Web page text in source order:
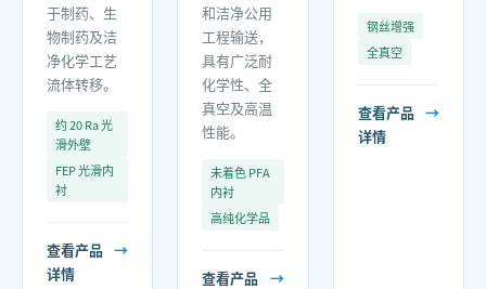
于制药、生
物制药及洁
净化学工艺
流体转移。
约 20 Ra 光
滑外壁
FEP 光滑内
衬
查看产品
详情
→
和洁净公用
工程输送，
具有广泛耐
化学性、全
真空及高温
性能。
未着色 PFA
内衬
高纯化学品
查看产品 →
钢丝增强
全真空
查看产品
详情
→